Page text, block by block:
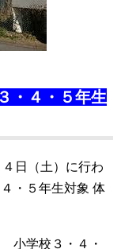
４・５年生
日（土）に行わ
・５年生対象 体
小学校３・４・